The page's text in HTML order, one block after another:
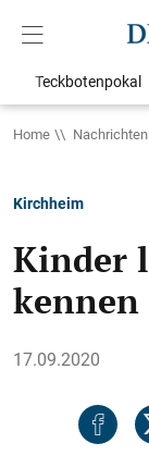
Teckbotenpokal
Home Nachrichten
Kirchheim
Kinder
kennen
17.09.2020